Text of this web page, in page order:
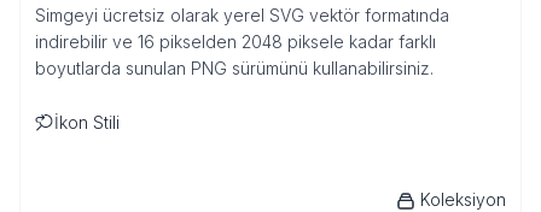
Simgeyi ücretsiz olarak yerel SVG vektör formatında
indirebilir ve 16 pikselden 2048 piksele kadar farklı
boyutlarda sunulan PNG sürümünü kullanabilirsiniz.
İkon Stili
Koleksiyon